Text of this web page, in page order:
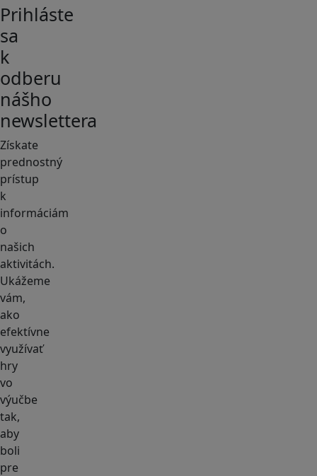
Prihláste
sa
k
odberu
nášho
newslettera
Získate
prednostný
prístup
k
informáciám
o
našich
aktivitách.
Ukážeme
vám,
ako
efektívne
využívať
hry
vo
výučbe
tak,
aby
boli
pre